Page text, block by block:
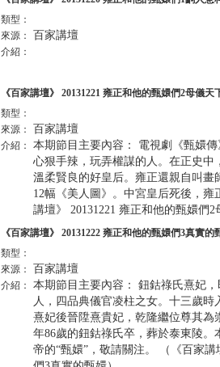
類型：
來源：
百家講壇
介紹：
《百家講壇》 20131221 雍正和他的甄嬛們2母儀天
類型：
來源：
百家講壇
介紹：
本期節目主要內容： 電視劇《甄嬛
心狠手辣，玩弄權謀的人。在正史中
溫柔賢良的好皇后。雍正還親自叫畫
12幅《美人圖》。中宮皇后死後，
講壇》 20131221 雍正和他的甄嬛們
《百家講壇》 20131222 雍正和他的甄嬛們3真實的
類型：
來源：
百家講壇
介紹：
本期節目主要內容： 鈕鈷祿氏熹妃
人，四品典儀官凌柱之女。十三歲
熹妃後晉陞熹貴妃，乾隆繼位尊其為
年86歲的鈕鈷祿氏卒，葬於泰東陵
帝的“甄嬛”，敬請關注。 （《百家